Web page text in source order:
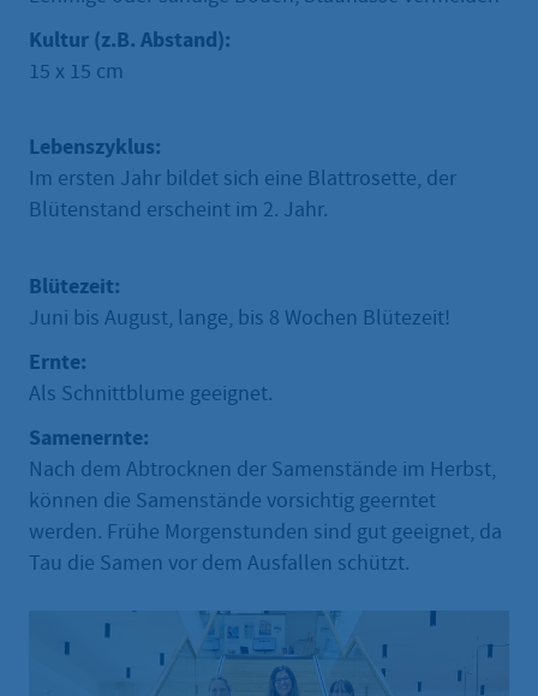
Kultur (z.B. Abstand):
15 x 15 cm
Lebenszyklus:
Im ersten Jahr bildet sich eine Blattrosette, der
Blütenstand erscheint im 2. Jahr.
Blütezeit:
Juni bis August, lange, bis 8 Wochen Blütezeit!
Ernte:
Als Schnittblume geeignet.
Samenernte:
Nach dem Abtrocknen der Samenstände im Herbst,
können die Samenstände vorsichtig geerntet
werden. Frühe Morgenstunden sind gut geeignet, da
Tau die Samen vor dem Ausfallen schützt.